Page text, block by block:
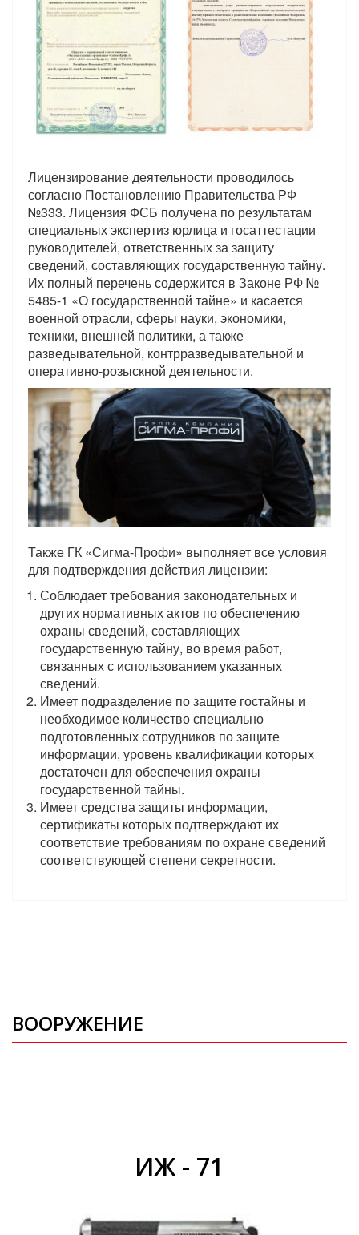
Лицензирование деятельности проводилось
согласно Постановлению Правительства РФ
№333. Лицензия ФСБ получена по результатам
специальных экспертиз юрлица и госаттестации
руководителей, ответственных за защиту
сведений, составляющих государственную тайну.
Их полный перечень содержится в Законе РФ №
5485-1 «О государственной тайне» и касается
военной отрасли, сферы науки, экономики,
техники, внешней политики, а также
разведывательной, контрразведывательной и
оперативно-розыскной деятельности.
Также ГК «Сигма-Профи» выполняет все условия
для подтверждения действия лицензии:
Соблюдает требования законодательных и
других нормативных актов по обеспечению
охраны сведений, составляющих
государственную тайну, во время работ,
связанных с использованием указанных
сведений.
Имеет подразделение по защите гостайны и
необходимое количество специально
подготовленных сотрудников по защите
информации, уровень квалификации которых
достаточен для обеспечения охраны
государственной тайны.
Имеет средства защиты информации,
сертификаты которых подтверждают их
соответствие требованиям по охране сведений
соответствующей степени секретности.
ВООРУЖЕНИЕ
ИЖ - 71